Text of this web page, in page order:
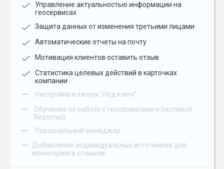
Управление актуальностью информации на
геосервисах
Защита данных от изменения третьими лицами
Автоматические отчеты на почту
Мотивация клиентов оставить отзыв
Статистика целевых действий в карточках
компании
– Настройка и запуск "под ключ"
–
Обучение по работе с геосервисами и системой
Repometr
– Персональный менеджер
–
Добавление индивидуальных источников для
мониторинга отзывов